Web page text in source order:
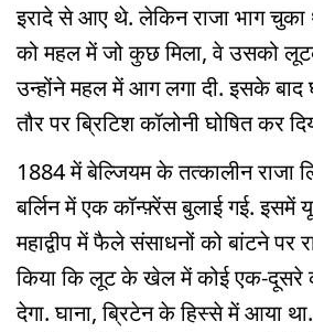
इरादे से आए थे. लेकिन राजा भाग चुका
को महल में जो कुछ मिला, वे उसको
उन्होंने महल में आग लगा दी. इसके बाद
तौर पर ब्रिटिश कॉलोनी घोषित कर
1884 में बेल्जियम के तत्कालीन राजा
बर्लिन में एक कॉन्फ़्रेंस बुलाई गई. इसमें
महाद्वीप में फैले संसाधनों को बांटने पर
किया कि लूट के खेल में कोई एक-दूसरे
देगा. घाना, ब्रिटेन के हिस्से में आया